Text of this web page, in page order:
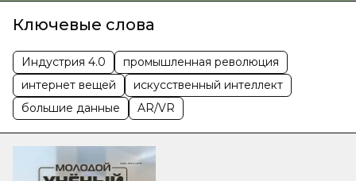
Ключевые слова
Индустрия 4.0
промышленная революция
интернет вещей
искусственный интеллект
большие данные
AR/VR